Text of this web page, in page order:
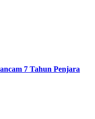
7 Tahun Penjara